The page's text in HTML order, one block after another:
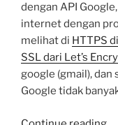
dengan API
internet dengan
melihat di HTTPS
SSL dari Let’s
google (gmail), dan
Google tidak